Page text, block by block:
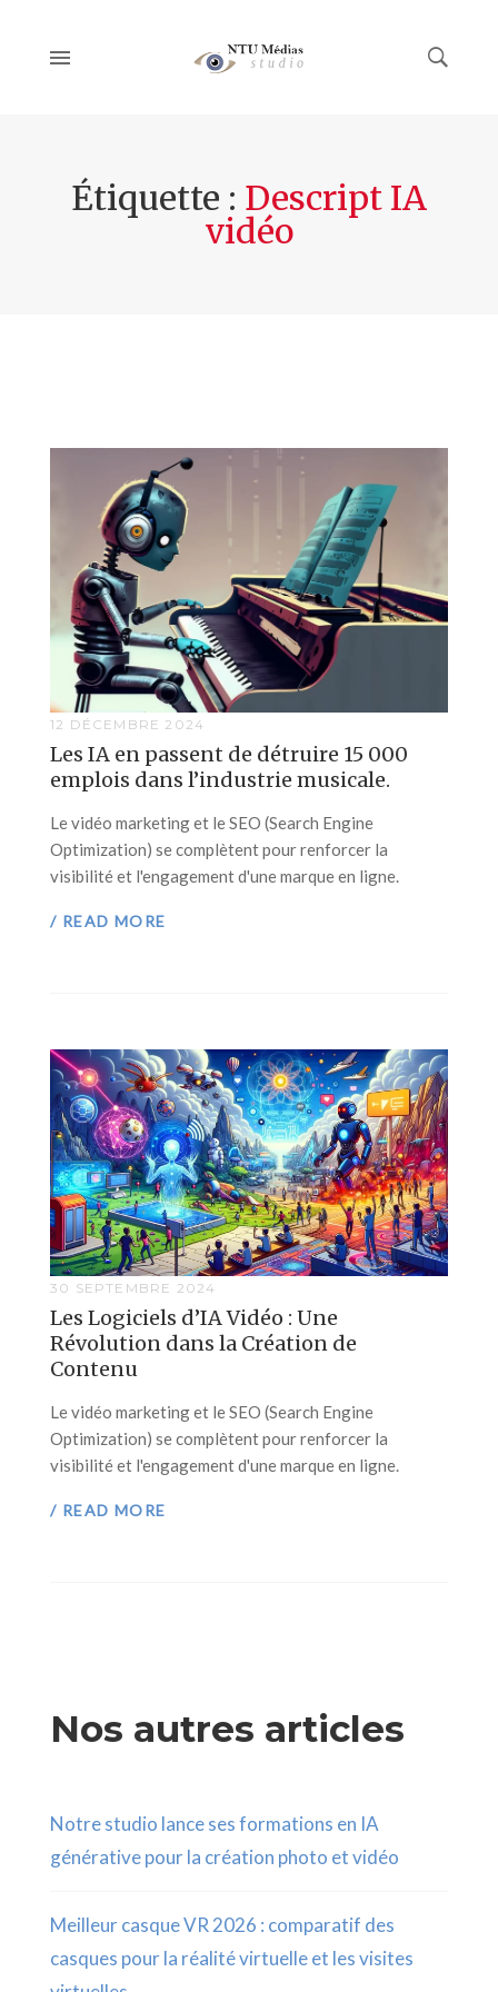
Étiquette : Descript IA
vidéo
12 DÉCEMBRE 2024
Les IA en passent de détruire 15 000
emplois dans l’industrie musicale.
Le vidéo marketing et le SEO (Search Engine
Optimization) se complètent pour renforcer la
visibilité et l'engagement d'une marque en ligne.
/ READ MORE
30 SEPTEMBRE 2024
Les Logiciels d’IA Vidéo : Une
Révolution dans la Création de
Contenu
Le vidéo marketing et le SEO (Search Engine
Optimization) se complètent pour renforcer la
visibilité et l'engagement d'une marque en ligne.
/ READ MORE
Nos autres articles
Notre studio lance ses formations en IA
générative pour la création photo et vidéo
Meilleur casque VR 2026 : comparatif des
casques pour la réalité virtuelle et les visites